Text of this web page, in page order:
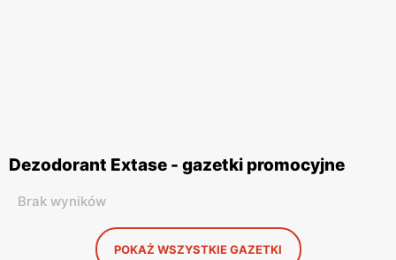
Dezodorant Extase - gazetki promocyjne
Brak wyników
POKAŻ WSZYSTKIE GAZETKI